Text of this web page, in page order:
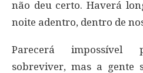
não deu certo. Haverá
noite adentro, dentro de
Parecerá impossível
sobreviver, mas a gente